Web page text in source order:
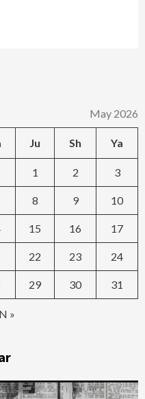
May 2026
Ju Sh Ya
»
1 2 3
8 9 10
15 16 17
22 23 24
29 30 31